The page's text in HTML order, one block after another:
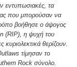
εντυπωσιακές, τα
που μπορούσαν να
βοήθησε ο άψογος
(RIP), η ψυχή του
θερίζουν.
τίμησαν το
Rock σύνολο.